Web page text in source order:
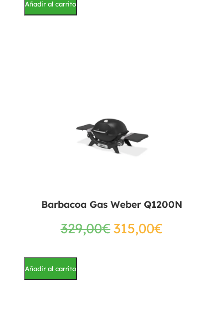
Añadir al carrito
Barbacoa Gas Weber Q1200N
329,00€315,00€
Añadir al carrito